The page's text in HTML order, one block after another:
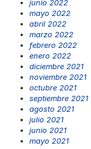
junio 2022
mayo 2022
abril 2022
marzo 2022
febrero 2022
enero 2022
diciembre 2021
noviembre 2021
octubre 2021
septiembre 2021
agosto 2021
julio 2021
junio 2021
mayo 2021